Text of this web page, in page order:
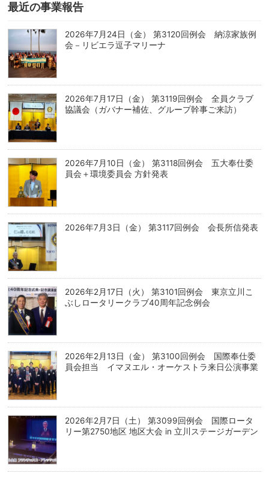
最近の事業報告
2026年7月24日（金） 第3120回例会 納涼家族例
会－リビエラ逗子マリーナ
2026年7月17日（金） 第3119回例会 全員クラブ
協議会（ガバナー補佐、グループ幹事ご来訪）
2026年7月10日（金） 第3118回例会 五大奉仕委
員会＋環境委員会 方針発表
2026年7月3日（金） 第3117回例会 会長所信発表
2026年2月17日（火） 第3101回例会 東京立川こ
ぶしロータリークラブ40周年記念例会
2026年2月13日（金） 第3100回例会 国際奉仕委
員会担当 イマヌエル・オーケストラ来日公演事業
2026年2月7日（土） 第3099回例会 国際ロータ
リー第2750地区 地区大会 in 立川ステージガーデン